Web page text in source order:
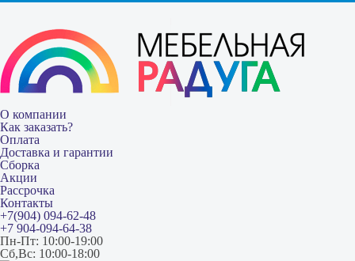
О компании
Как заказать?
Оплата
Доставка и гарантии
Сборка
Акции
Рассрочка
Контакты
+7(904) 094-62-48
+7 904-094-64-38
Пн-Пт: 10:00-19:00
Сб,Вс: 10:00-18:00